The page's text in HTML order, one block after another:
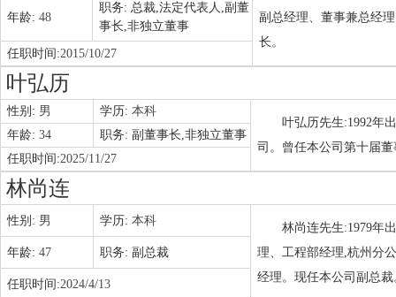
副总经理、董事兼总经
长。
年龄: 48
职务: 总裁,法定代表人,副董
事长,非独立董事
任职时间:2015/10/27
叶弘历
性别: 男 学历: 本科
叶弘历先生:1992年
司。曾任本公司第十届
年龄: 34 职务: 副董事长,非独立董事
任职时间:2025/11/27
林尚连
性别: 男 学历: 本科
林尚连先生:1979年
理、工程部经理,杭州分
经理。现任本公司副总裁
年龄: 47 职务: 副总裁
任职时间:2024/4/13